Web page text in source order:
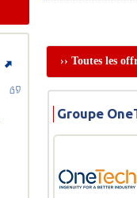
›› Toutes les
Groupe